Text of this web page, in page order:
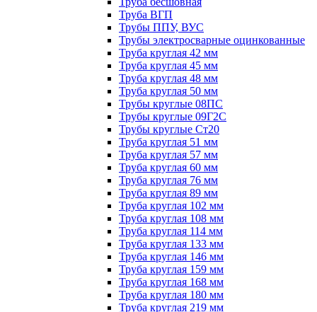
Труба ВГП
Трубы ППУ, ВУС
Трубы электросварные оцинкованные
Труба круглая 42 мм
Труба круглая 45 мм
Труба круглая 48 мм
Труба круглая 50 мм
Трубы круглые 08ПС
Трубы круглые 09Г2С
Трубы круглые Ст20
Труба круглая 51 мм
Труба круглая 57 мм
Труба круглая 60 мм
Труба круглая 76 мм
Труба круглая 89 мм
Труба круглая 102 мм
Труба круглая 108 мм
Труба круглая 114 мм
Труба круглая 133 мм
Труба круглая 146 мм
Труба круглая 159 мм
Труба круглая 168 мм
Труба круглая 180 мм
Труба круглая 219 мм